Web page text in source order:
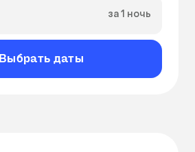
за 1 ночь
Выбрать даты